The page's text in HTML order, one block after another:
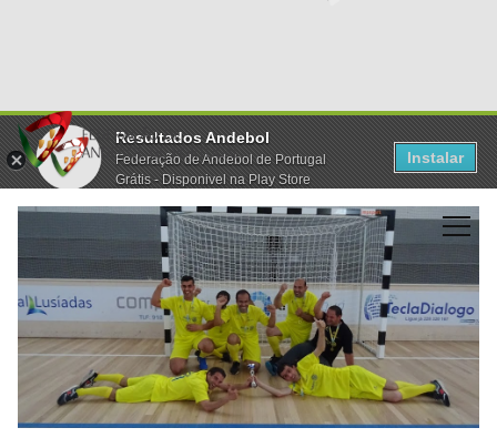
Resultados Andebol
Federação de Andebol de Portugal
Grátis - Disponivel na Play Store
Instalar